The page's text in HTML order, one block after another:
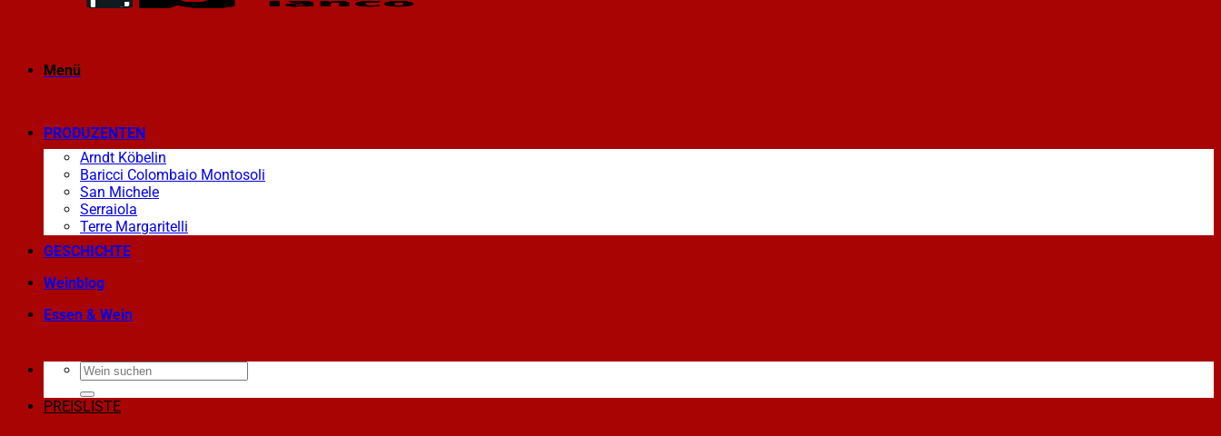
Menü
PRODUZENTEN
Arndt Köbelin
Baricci Colombaio Montosoli
San Michele
Serraiola
Terre Margaritelli
GESCHICHTE
Weinblog
Essen & Wein
PREISLISTE